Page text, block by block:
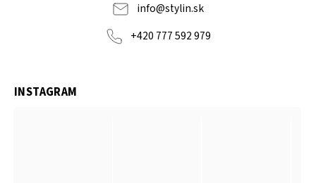
info@stylin.sk
+420 777 592 979
INSTAGRAM